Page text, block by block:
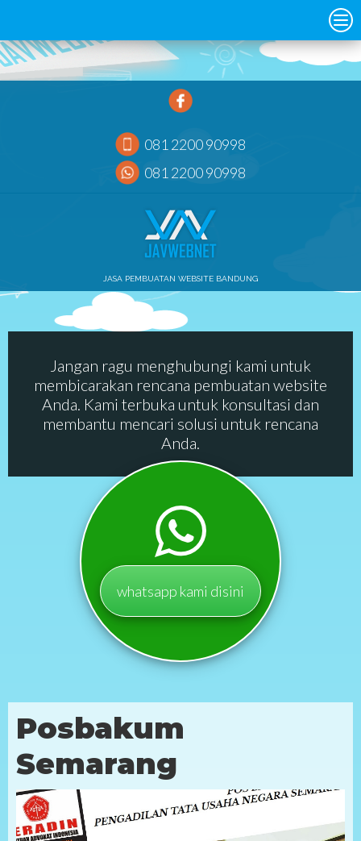
081 2200 90998
081 2200 90998
JASA PEMBUATAN WEBSITE BANDUNG
Jangan ragu menghubungi kami untuk
membicarakan rencana pembuatan website
Anda. Kami terbuka untuk konsultasi dan
membantu mencari solusi untuk rencana
Anda.
whatsapp kami disini
Posbakum
Semarang